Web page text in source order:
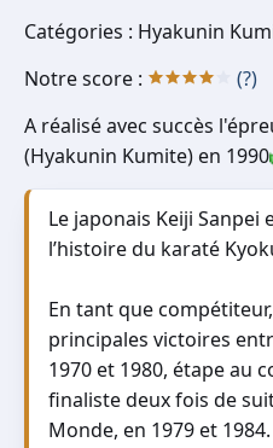
Catégories : Hyakunin
Notre score :
(?)
A réalisé avec succès
(Hyakunin Kumite) en 1990
Le japonais Keiji Sanpei
l’histoire du karaté
En tant que
principales victoires
1970 et 1980, étape au
finaliste deux fois de
Monde, en 1979 et 1984.